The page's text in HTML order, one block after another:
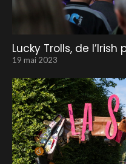
Lucky Trolls, de
19 mai 2023